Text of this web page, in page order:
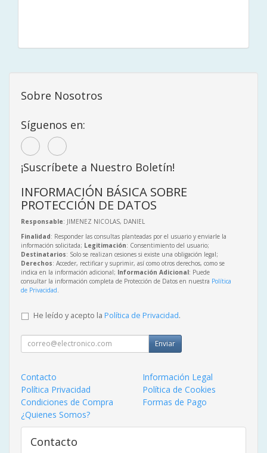
Sobre Nosotros
Síguenos en:
¡Suscríbete a Nuestro Boletín!
INFORMACIÓN BÁSICA SOBRE
PROTECCIÓN DE DATOS
Responsable: JIMENEZ NICOLAS, DANIEL
Finalidad: Responder las consultas planteadas por el usuario y enviarle la
información solicitada; Legitimación: Consentimiento del usuario;
Destinatarios: Solo se realizan cesiones si existe una obligación legal;
Derechos: Acceder, rectificar y suprimir, así como otros derechos, como se
indica en la información adicional; Información Adicional: Puede
consultar la información completa de Protección de Datos en nuestra Política
de Privacidad
He leído y acepto la Política de Privacidad.
Enviar
Contacto
Información Legal
Política Privacidad
Política de Cookies
Condiciones de Compra
Formas de Pago
¿Quienes Somos?
Contacto